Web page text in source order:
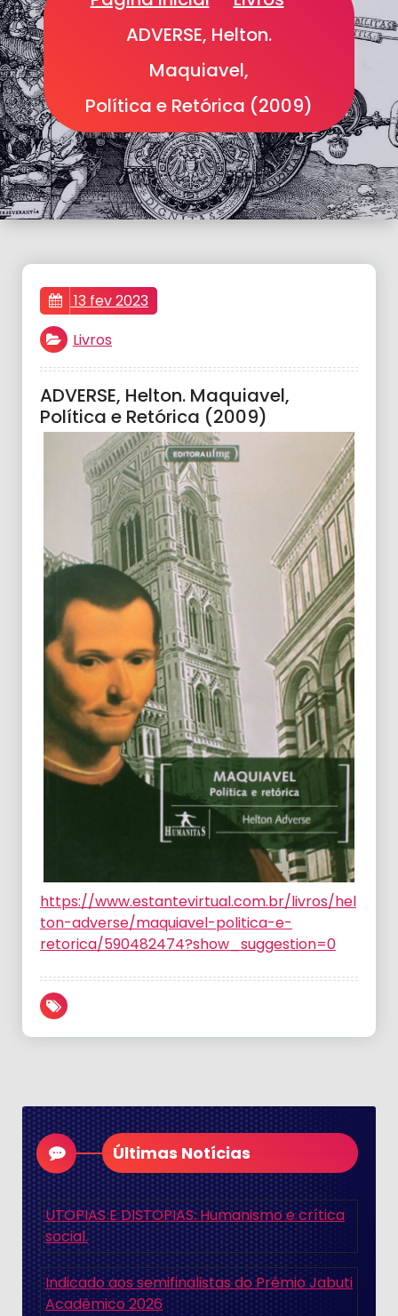
ADVERSE, Helton.
Maquiavel,
Política e Retórica (2009)
13 fev 2023
Livros
ADVERSE, Helton. Maquiavel,
Política e Retórica (2009)
https://www.estantevirtual.com.br/livros/hel
ton-adverse/maquiavel-politica-e-
retorica/590482474?show_suggestion=0
Últimas Notícias
UTOPIAS E DISTOPIAS: Humanismo e crítica
social.
Indicado aos semifinalistas do Prêmio Jabuti
Acadêmico 2026